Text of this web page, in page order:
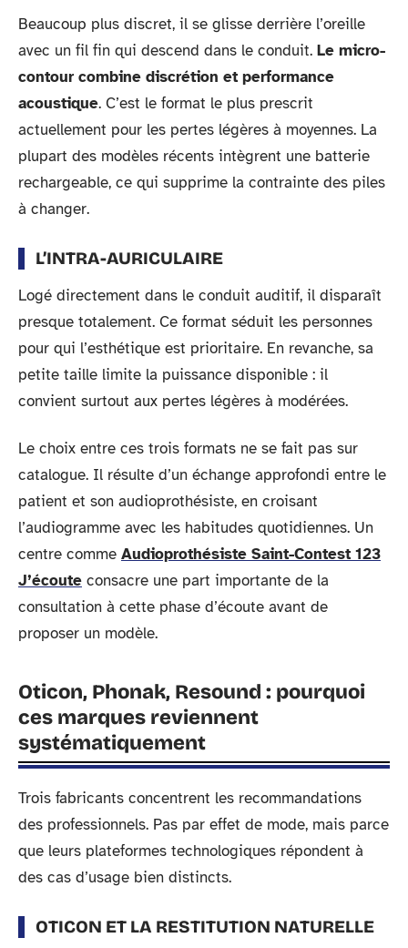
Beaucoup plus discret, il se glisse derrière l’oreille
avec un fil fin qui descend dans le conduit. Le micro-
contour combine discrétion et performance
acoustique. C’est le format le plus prescrit
actuellement pour les pertes légères à moyennes. La
plupart des modèles récents intègrent une batterie
rechargeable, ce qui supprime la contrainte des piles
à changer.
L’INTRA-AURICULAIRE
Logé directement dans le conduit auditif, il disparaît
presque totalement. Ce format séduit les personnes
pour qui l’esthétique est prioritaire. En revanche, sa
petite taille limite la puissance disponible : il
convient surtout aux pertes légères à modérées.
Le choix entre ces trois formats ne se fait pas sur
catalogue. Il résulte d’un échange approfondi entre le
patient et son audioprothésiste, en croisant
l’audiogramme avec les habitudes quotidiennes. Un
centre comme Audioprothésiste Saint-Contest 123
J’écoute consacre une part importante de la
consultation à cette phase d’écoute avant de
proposer un modèle.
Oticon, Phonak, Resound : pourquoi
ces marques reviennent
systématiquement
Trois fabricants concentrent les recommandations
des professionnels. Pas par effet de mode, mais parce
que leurs plateformes technologiques répondent à
des cas d’usage bien distincts.
OTICON ET LA RESTITUTION NATURELLE